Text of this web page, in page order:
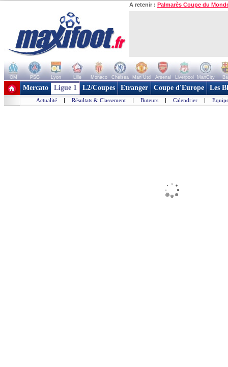
A retenir : Palmarès Coupe du
OM PSG Lyon Lille Monaco Chelsea Man Utd Arsenal Liverpool ManCity
+ de clubs
Mercato Ligue 1 L2/Coupes Etranger Coupe d'Europe Les
Actualité | Résultats & Classement | Buteurs | Calendrier |